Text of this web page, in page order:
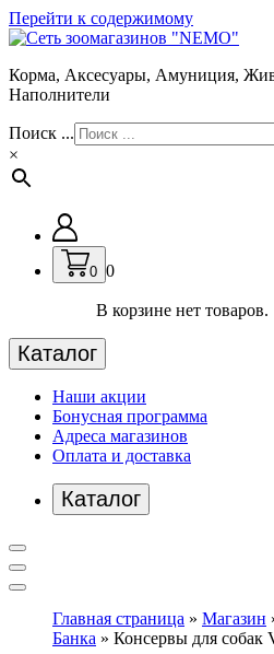
Перейти к содержимому
Корма, Аксесуары, Амуниция,
Наполнители
Поиск ...
×
0 0
В корзине нет товаров.
Каталог
Наши акции
Бонусная программа
Адреса магазинов
Оплата и доставка
Каталог
Главная страница » Магазин
Банка » Консервы для собак